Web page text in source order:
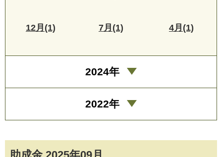
12月(1) 7月(1) 4月(1)
2024年
2022年